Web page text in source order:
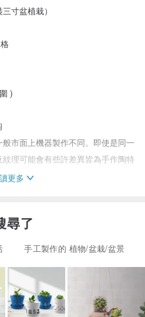
寸盆植栽）
)
市面上機器製作不同。即使是同一
理可能會有些許差異皆為手作陶特
、飲品留下深色使用痕跡為正常現
）
接受呦！
更多
尋了
手工製作的 植物/盆栽/盆景